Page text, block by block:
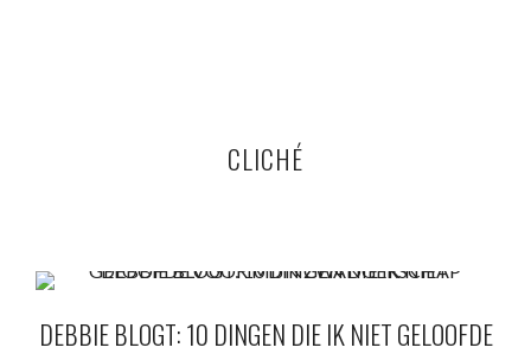
CLICHÉ
DEBBIE BLOGT: 10 DINGEN DIE IK NIET GELOOFDE